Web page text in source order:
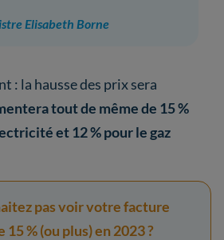
Elisabeth Borne
: la hausse des prix sera
tout de même de 15 %
et 12 % pour le gaz
pas voir votre facture
% (ou plus) en 2023 ?